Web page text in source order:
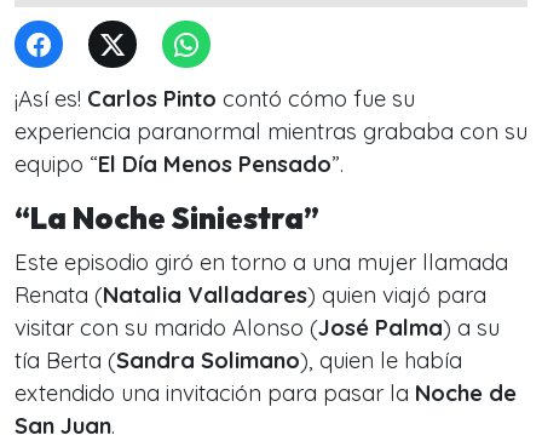
¡Así es! Carlos Pinto contó cómo fue su
experiencia paranormal mientras grababa con su
equipo “El Día Menos Pensado”.
“La Noche Siniestra”
Este episodio giró en torno a una mujer llamada
Renata (Natalia Valladares) quien viajó para
visitar con su marido Alonso (José Palma) a su
tía Berta (Sandra Solimano), quien le había
extendido una invitación para pasar la Noche de
San Juan.